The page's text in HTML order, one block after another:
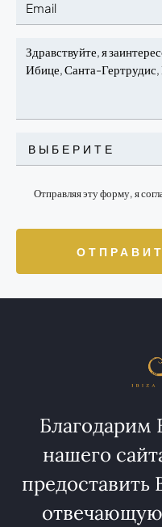
ВЫБЕРИТЕ
Отправляя эту форму, я
Благодарим
нашего